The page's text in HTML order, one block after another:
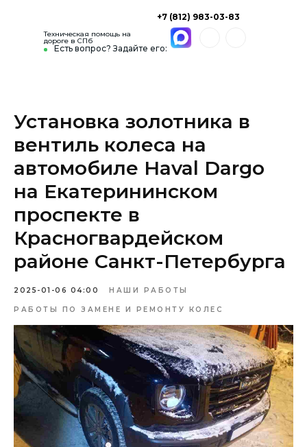
Есть вопрос? Задайте его:
+7 (812) 983-03-83
Техническая помощь на
дороге в СПб
Установка золотника в
вентиль колеса на
автомобиле Haval Dargo
на Екатерининском
проспекте в
Красногвардейском
районе Санкт-Петербурга
2025-01-06 04:00 НАШИ РАБОТЫ
РАБОТЫ ПО ЗАМЕНЕ И РЕМОНТУ КОЛЕС